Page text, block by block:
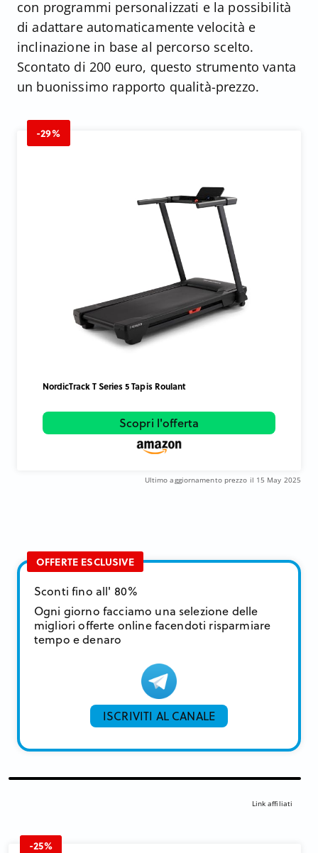
con programmi personalizzati e la possibilità
di adattare automaticamente velocità e
inclinazione in base al percorso scelto.
Scontato di 200 euro, questo strumento vanta
un buonissimo rapporto qualità-prezzo.
-29%
NordicTrack T Series 5 Tapis Roulant
Scopri l'offerta
Ultimo aggiornamento prezzo il 15 May 2025
OFFERTE ESCLUSIVE
Sconti fino all' 80%
Ogni giorno facciamo una selezione delle
migliori offerte online facendoti risparmiare
tempo e denaro
ISCRIVITI AL CANALE
Link affiliati
-25%